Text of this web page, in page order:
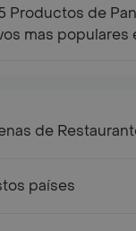
Productos de
mas populares
de
países